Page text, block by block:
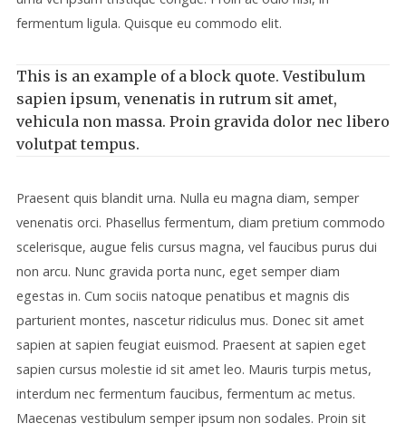
fermentum ligula. Quisque eu commodo elit.
This is an example of a block quote. Vestibulum
sapien ipsum, venenatis in rutrum sit amet,
vehicula non massa. Proin gravida dolor nec libero
volutpat tempus.
Praesent quis blandit urna. Nulla eu magna diam, semper
venenatis orci. Phasellus fermentum, diam pretium commodo
scelerisque, augue felis cursus magna, vel faucibus purus dui
non arcu. Nunc gravida porta nunc, eget semper diam
egestas in. Cum sociis natoque penatibus et magnis dis
parturient montes, nascetur ridiculus mus. Donec sit amet
sapien at sapien feugiat euismod. Praesent at sapien eget
sapien cursus molestie id sit amet leo. Mauris turpis metus,
interdum nec fermentum faucibus, fermentum ac metus.
Maecenas vestibulum semper ipsum non sodales. Proin sit